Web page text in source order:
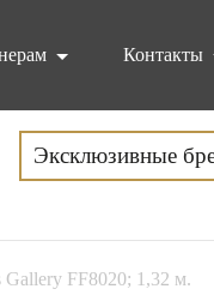
Контакты
Эксклюзивные
Gallery FF8020; 1,32 м.